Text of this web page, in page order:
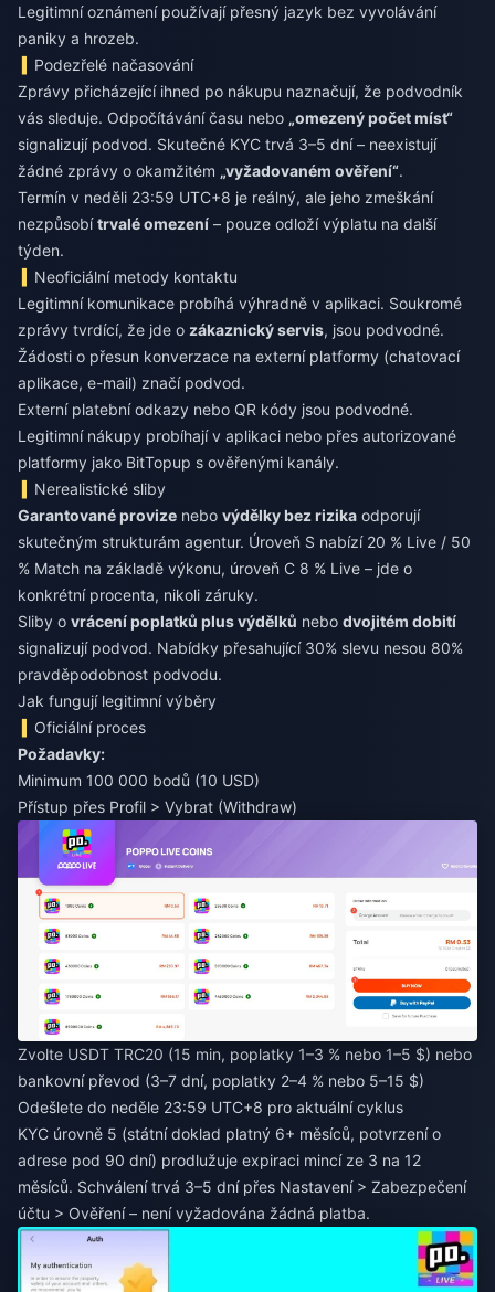
Legitimní oznámení používají přesný jazyk bez vyvolávání
paniky a hrozeb.
Podezřelé načasování
Zprávy přicházející ihned po nákupu naznačují, že podvodník
vás sleduje. Odpočítávání času nebo „omezený počet míst“
signalizují podvod. Skutečné KYC trvá 3–5 dní – neexistují
žádné zprávy o okamžitém „vyžadovaném ověření“.
Termín v neděli 23:59 UTC+8 je reálný, ale jeho zmeškání
nezpůsobítrvalé omezení – pouze odloží výplatu na další
týden.
Neoficiální metody kontaktu
Legitimní komunikace probíhá výhradně v aplikaci. Soukromé
zprávy tvrdící, že jde o zákaznický servis, jsou podvodné.
Žádosti o přesun konverzace na externí platformy (chatovací
aplikace, e-mail) značí podvod.
Externí platební odkazy nebo QR kódy jsou podvodné.
Legitimní nákupy probíhají v aplikaci nebo přes autorizované
platformy jako BitTopup s ověřenými kanály.
Nerealistické sliby
Garantované provize nebo výdělky bez rizika odporují
skutečným strukturám agentur. Úroveň S nabízí 20 % Live / 50
% Match na základě výkonu, úroveň C 8 % Live – jde o
konkrétní procenta, nikoli záruky.
Sliby o vrácení poplatků plus výdělků nebo dvojitém dobití
signalizují podvod. Nabídky přesahující 30% slevu nesou 80%
pravděpodobnost podvodu.
Jak fungují legitimní výběry
Oficiální proces
Požadavky:
Minimum 100 000 bodů (10 USD)
Přístup přes Profil > Vybrat (Withdraw)
Zvolte USDT TRC20 (15 min, poplatky 1–3 % nebo 1–5 $) nebo
bankovní převod (3–7 dní, poplatky 2–4 % nebo 5–15 $)
Odešlete do neděle 23:59 UTC+8 pro aktuální cyklus
KYC úrovně 5 (státní doklad platný 6+ měsíců, potvrzení o
adrese pod 90 dní) prodlužuje expiraci mincí ze 3 na 12
měsíců. Schválení trvá 3–5 dní přes Nastavení > Zabezpečení
účtu > Ověření – není vyžadována žádná platba.